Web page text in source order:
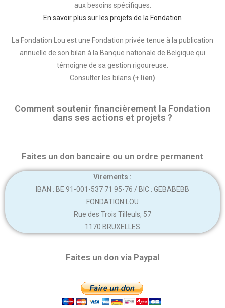
aux besoins spécifiques.
En savoir plus sur les projets de la Fondation
La Fondation Lou est une Fondation privée tenue à la publication
annuelle de son bilan à la Banque nationale de Belgique qui
témoigne de sa gestion rigoureuse.
Consulter les bilans (+ lien)
Comment soutenir financièrement la Fondation
dans ses actions et projets ?
Faites un don bancaire ou un ordre permanent
Virements :
IBAN : BE 91-001-537 71 95-76 / BIC : GEBABEBB
FONDATION LOU
Rue des Trois Tilleuls, 57
1170 BRUXELLES
Faites un don via Paypal